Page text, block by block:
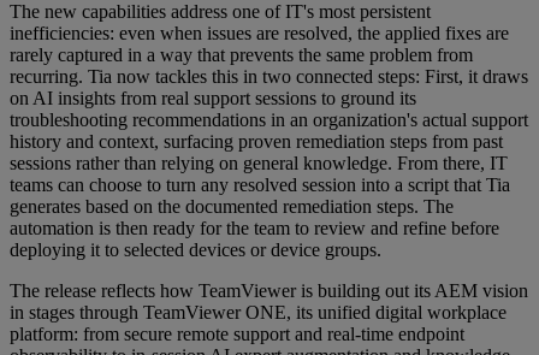
The new capabilities address one of IT's most persistent
inefficiencies: even when issues are resolved, the applied fixes are
rarely captured in a way that prevents the same problem from
recurring. Tia now tackles this in two connected steps: First, it draws
on AI insights from real support sessions to ground its
troubleshooting recommendations in an organization's actual support
history and context, surfacing proven remediation steps from past
sessions rather than relying on general knowledge. From there, IT
teams can choose to turn any resolved session into a script that Tia
generates based on the documented remediation steps. The
automation is then ready for the team to review and refine before
deploying it to selected devices or device groups.
The release reflects how TeamViewer is building out its AEM vision
in stages through TeamViewer ONE, its unified digital workplace
platform: from secure remote support and real-time endpoint